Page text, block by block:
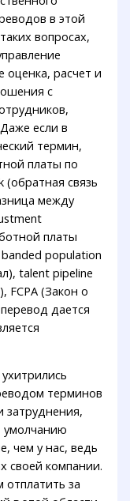
в этой
вопросах,
оценка, расчет и
с
если в
термин,
платы по
(обратная связь
между
платы
population
talent pipeline
FCPA (Закон о
дается
терминов
затруднения,
умолчанию
чем у нас, ведь
своей компании.
за